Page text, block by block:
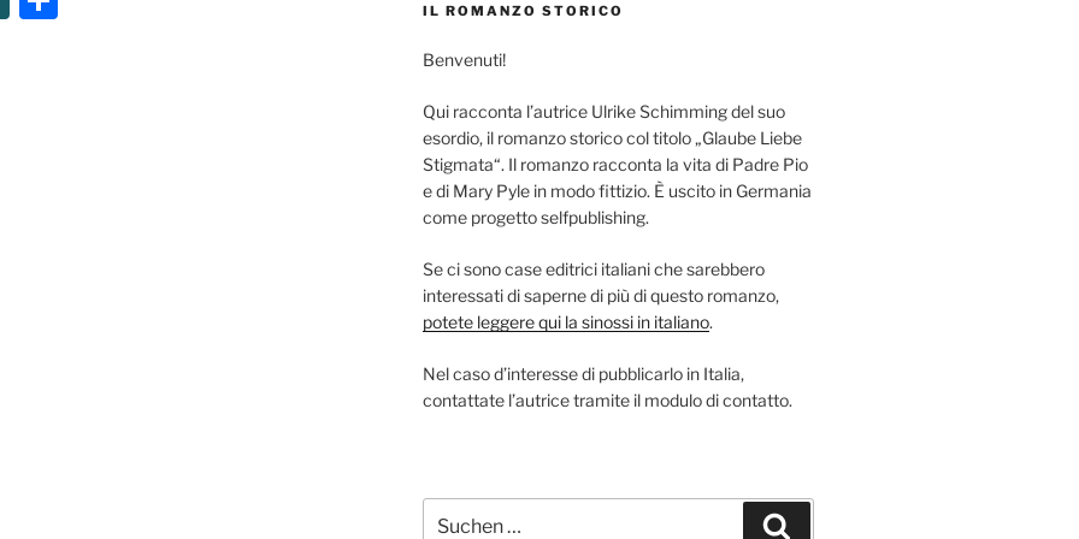
IL ROMANZO STORICO
Benvenuti!
Qui racconta l’autrice Ulrike Schimming del suo
esordio, il romanzo storico col titolo „Glaube Liebe
Stigmata“. Il romanzo racconta la vita di Padre Pio
e di Mary Pyle in modo fittizio. È uscito in Germania
come progetto selfpublishing.
Se ci sono case editrici italiani che sarebbero
interessati di saperne di più di questo romanzo,
potete leggere qui la sinossi in italiano.
Nel caso d’interesse di pubblicarlo in Italia,
contattate l’autrice tramite il modulo di contatto.